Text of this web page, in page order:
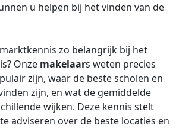
u helpen bij het vinden van de
zo belangrijk bij het
Onze makelaars weten precies
zijn, waar de beste scholen en
zijn, en wat de gemiddelde
wijken. Deze kennis stelt
adviseren over de beste locaties en